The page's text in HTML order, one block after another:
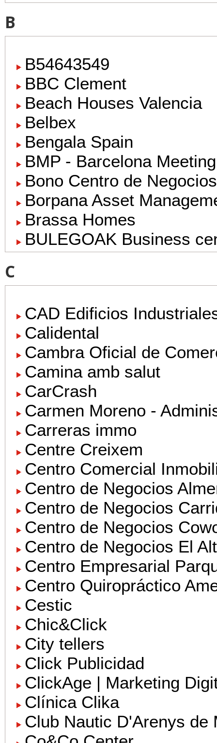
B
B54643549
BBC Clement
Beach Houses Valencia
Belbex
Bengala Spain
BMP - Barcelona
Bono Centro de Negocios
Borpana Asset
Brassa Homes
BULEGOAK Business
C
CAD Edificios
Calidental
Cambra Oficial de
Camina amb salut
CarCrash
Carmen Moreno -
Carreras immo
Centre Creixem
Centro Comercial
Centro de Negocios
Centro de Negocios
Centro de Negocios
Centro de Negocios El
Centro Empresarial
Centro Quiropráctico
Cestic
Chic&Click
City tellers
Click Publicidad
ClickAge | Marketing
Clínica Clika
Club Nautic D'Arenys de